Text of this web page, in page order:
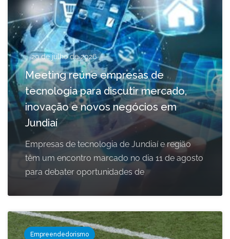
29 de julho de 2026
Meeting reúne empresas de
tecnologia para discutir mercado,
inovação e novos negócios em
Jundiaí
Empresas de tecnologia de Jundiaí e região
têm um encontro marcado no dia 11 de agosto
para debater oportunidades de
Empreendedorismo